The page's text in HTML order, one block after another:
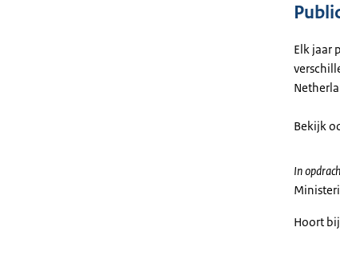
Elk jaar
Bekijk
In
Hoort